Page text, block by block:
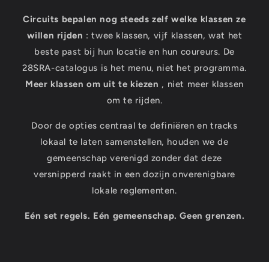
Circuits bepalen nog steeds zelf welke klassen ze
willen rijden : twee klassen, vijf klassen, wat het
beste past bij hun locatie en hun coureurs. De
28SRA-catalogus is het menu, niet het programma.
Meer klassen om uit te kiezen , niet meer klassen
om te rijden.
Door de opties centraal te definiëren en tracks
lokaal te laten samenstellen, houden we de
gemeenschap verenigd zonder dat deze
versnipperd raakt in een dozijn onverenigbare
lokale reglementen.
Eén set regels. Eén gemeenschap. Geen grenzen.